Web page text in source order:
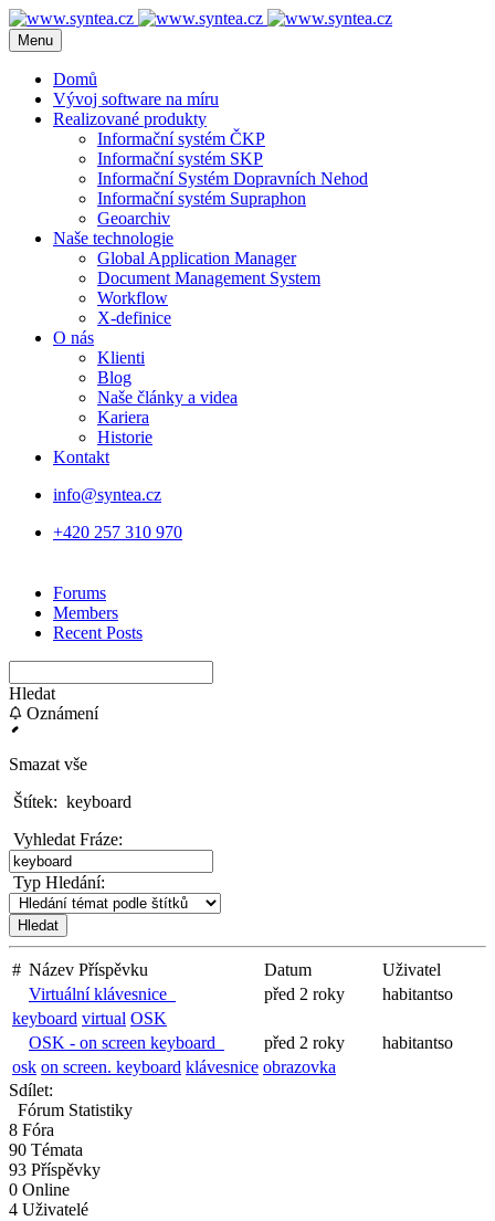
Menu
Domů
Vývoj software na míru
Realizované produkty
Informační systém ČKP
Informační systém SKP
Informační Systém Dopravních Nehod
Informační systém Supraphon
Geoarchiv
Naše technologie
Global Application Manager
Document Management System
Workflow
X-definice
O nás
Klienti
Blog
Naše články a videa
Kariera
Historie
Kontakt
info@syntea.cz
+420 257 310 970
Forums
Members
Recent Posts
Hledat
Oznámení
Smazat vše
Štítek: keyboard
Vyhledat Fráze:
Typ Hledání:
# Název Příspěvku Datum
Uživatel
Virtuální klávesnice
před 2 roky
habitantso
keyboard virtual OSK
OSK - on screen keyboard
před 2 roky
habitantso
osk on screen. keyboard klávesnice obrazovka
Sdílet:
Fórum Statistiky
8 Fóra
90 Témata
93 Příspěvky
0 Online
4 Uživatelé